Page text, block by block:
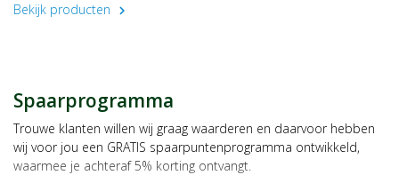
Bekijk producten
chevron_right
Spaarprogramma
Trouwe klanten willen wij graag waarderen en daarvoor hebben
wij voor jou een GRATIS spaarpuntenprogramma ontwikkeld,
waarmee je achteraf 5% korting ontvangt.